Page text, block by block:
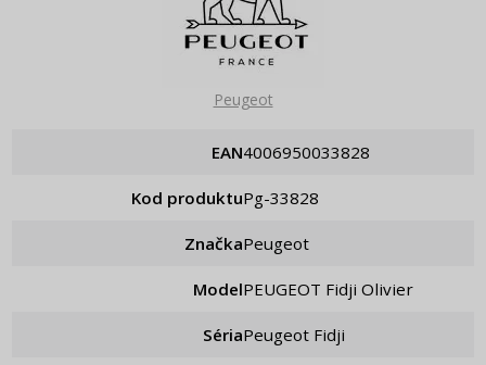
Peugeot
EAN 4006950033828
Kod produktu pg-33828
Značka Peugeot
Model PEUGEOT Fidji Olivier
Séria Peugeot Fidji